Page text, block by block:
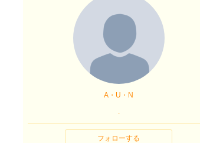
A・U・N
.
フォローする